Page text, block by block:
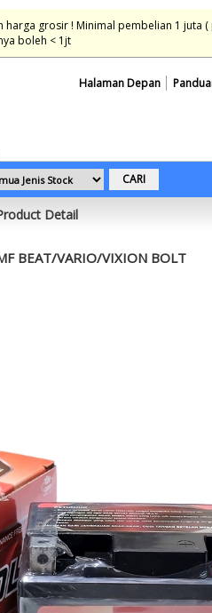
grosir ! Minimal pembelian 1 juta
boleh < 1jt
Halaman Depan
Detail
BEAT/VARIO/VIXION BOLT